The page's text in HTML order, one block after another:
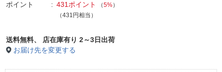
ポイント 431ポイント （5%）
（431円相当）
送料無料、
店在庫有り 2～3日出荷
お届け先を変更する